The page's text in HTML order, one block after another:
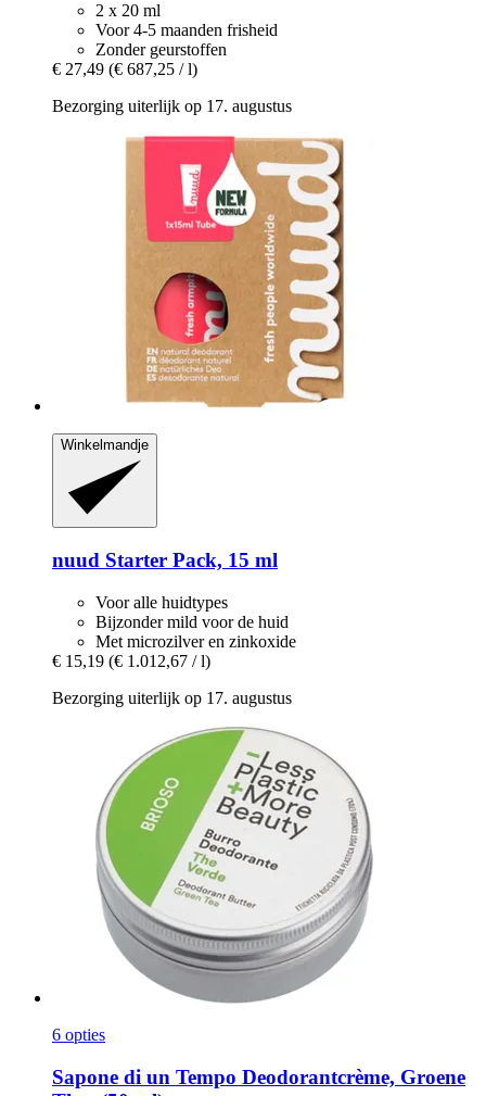
2 x 20 ml
Voor 4-5 maanden frisheid
Zonder geurstoffen
€ 27,49 (€ 687,25 / l)
Bezorging uiterlijk op 17. augustus
Winkelmandje
nuud Starter Pack, 15 ml
Voor alle huidtypes
Bijzonder mild voor de huid
Met microzilver en zinkoxide
€ 15,19 (€ 1.012,67 / l)
Bezorging uiterlijk op 17. augustus
6 opties
Sapone di un Tempo Deodorantcrème, Groene